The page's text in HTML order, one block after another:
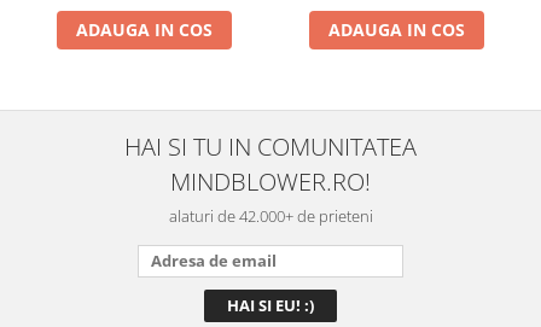
ADAUGA IN COS ADAUGA IN COS
HAI SI TU IN COMUNITATEA
MINDBLOWER.RO!
alaturi de 42.000+ de prieteni